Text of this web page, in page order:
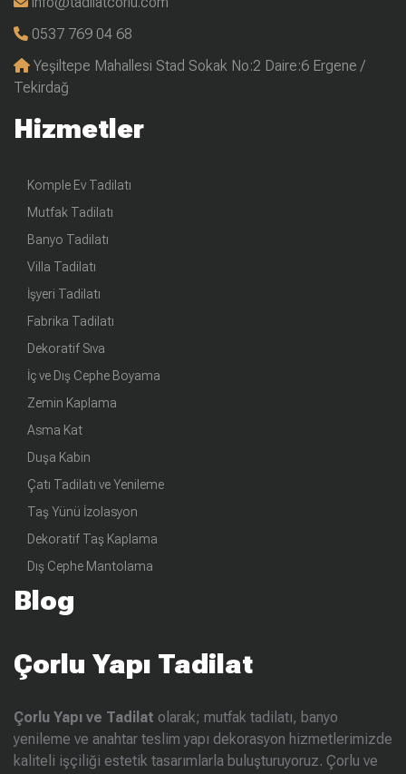
0537 769 04 68
Yeşiltepe Mahallesi Stad Sokak No:2 Daire:6 Ergene /
Tekirdağ
Hizmetler
Komple Ev Tadilatı
Mutfak Tadilatı
Banyo Tadilatı
Villa Tadilatı
İşyeri Tadilatı
Fabrika Tadilatı
Dekoratif Sıva
İç ve Dış Cephe Boyama
Zemin Kaplama
Asma Kat
Duşa Kabin
Çatı Tadilatı ve Yenileme
Taş Yünü İzolasyon
Dekoratif Taş Kaplama
Dış Cephe Mantolama
Blog
Çorlu Yapı Tadilat
Çorlu Yapı ve Tadilat olarak; mutfak tadilatı, banyo
yenileme ve anahtar teslim yapı dekorasyon hizmetlerimizde
kaliteli işçiliği estetik tasarımlarla buluşturuyoruz. Çorlu ve